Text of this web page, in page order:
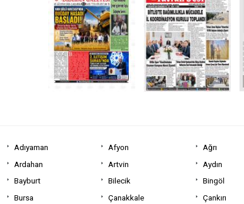
Adıyaman Afyon Ağrı
Ardahan Artvin Aydın
Bayburt Bilecik Bingöl
Bursa Çanakkale Çankırı